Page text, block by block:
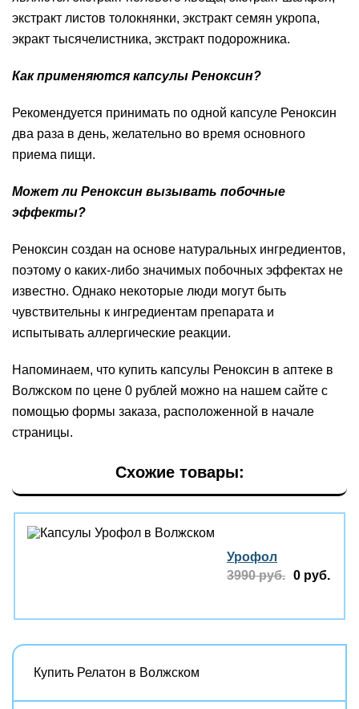
экстракт листов толокнянки, экстракт семян укропа,
экракт тысячелистника, экстракт подорожника.
Как применяются капсулы Реноксин?
Рекомендуется принимать по одной капсуле Реноксин
два раза в день, желательно во время основного
приема пищи.
Может ли Реноксин вызывать побочные
эффекты?
Реноксин создан на основе натуральных ингредиентов,
поэтому о каких-либо значимых побочных эффектах не
известно. Однако некоторые люди могут быть
чувствительны к ингредиентам препарата и
испытывать аллергические реакции.
Напоминаем, что купить капсулы Реноксин в аптеке в
Волжском по цене 0 рублей можно на нашем сайте с
помощью формы заказа, расположенной в начале
страницы.
Схожие товары:
Урофол
3990 руб. 0 руб.
Купить Релатон в Волжском